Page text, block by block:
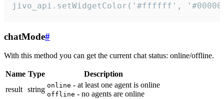
jivo_api.setWidgetColor('#ffffff',
chatMode#
With this method you can get the current chat status: online/offline.
Name Type
Description
result string online - at least one agent is online
offline - no agents are online